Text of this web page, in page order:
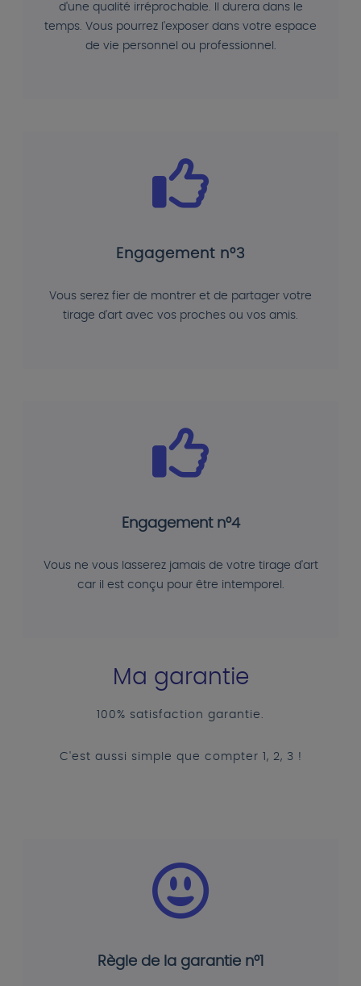
d'une qualité irréprochable. Il durera dans le
temps. Vous pourrez l'exposer dans votre espace
de vie personnel ou professionnel.
Engagement n°3
Vous serez fier de montrer et de partager votre
tirage d'art avec vos proches ou vos amis.
Engagement n°4
Vous ne vous lasserez jamais de votre tirage d'art
car il est conçu pour être intemporel.
Ma garantie
100% satisfaction garantie.
C'est aussi simple que compter 1, 2, 3 !
Règle de la garantie n°1